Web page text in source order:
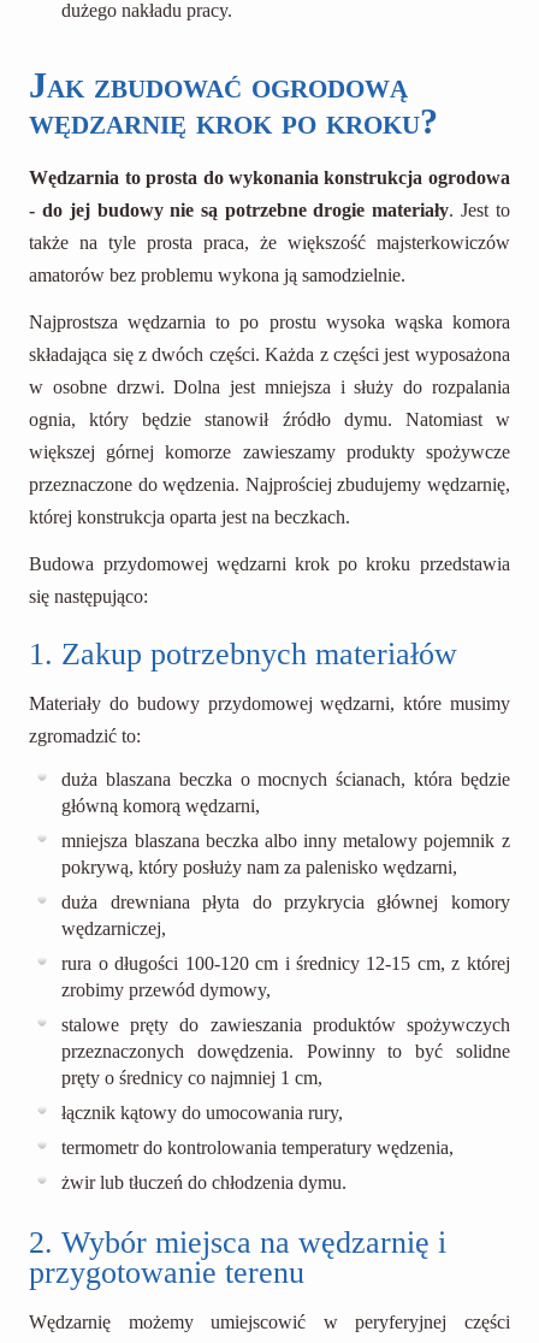
dużego nakładu pracy.
Jak zbudować ogrodową
wędzarnię krok po kroku?
Wędzarnia to prosta do wykonania konstrukcja ogrodowa
- do jej budowy nie są potrzebne drogie materiały. Jest to
także na tyle prosta praca, że większość majsterkowiczów
amatorów bez problemu wykona ją samodzielnie.
Najprostsza wędzarnia to po prostu wysoka wąska komora
składająca się z dwóch części. Każda z części jest wyposażona
w osobne drzwi. Dolna jest mniejsza i służy do rozpalania
ognia, który będzie stanowił źródło dymu. Natomiast w
większej górnej komorze zawieszamy produkty spożywcze
przeznaczone do wędzenia. Najprościej zbudujemy wędzarnię,
której konstrukcja oparta jest na beczkach.
Budowa przydomowej wędzarni krok po kroku przedstawia
się następująco:
1. Zakup potrzebnych materiałów
Materiały do budowy przydomowej wędzarni, które musimy
zgromadzić to:
duża blaszana beczka o mocnych ścianach, która będzie
główną komorą wędzarni,
mniejsza blaszana beczka albo inny metalowy pojemnik z
pokrywą, który posłuży nam za palenisko wędzarni,
duża drewniana płyta do przykrycia głównej komory
wędzarniczej,
rura o długości 100-120 cm i średnicy 12-15 cm, z której
zrobimy przewód dymowy,
stalowe pręty do zawieszania produktów spożywczych
przeznaczonych dowędzenia. Powinny to być solidne
pręty o średnicy co najmniej 1 cm,
łącznik kątowy do umocowania rury,
termometr do kontrolowania temperatury wędzenia,
żwir lub tłuczeń do chłodzenia dymu.
2. Wybór miejsca na wędzarnię i
przygotowanie terenu
Wędzarnię możemy umiejscowić w peryferyjnej części